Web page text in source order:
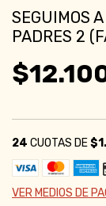
SEGUIMOS
PADRES 2
24 CUOTAS DE
VER MEDIOS DE